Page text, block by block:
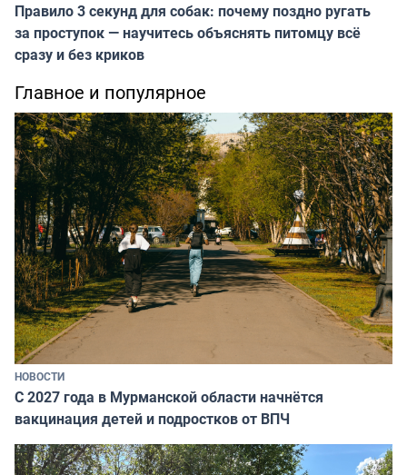
Правило 3 секунд для собак: почему поздно ругать
за проступок — научитесь объяснять питомцу всё
сразу и без криков
Главное и популярное
НОВОСТИ
С 2027 года в Мурманской области начнётся
вакцинация детей и подростков от ВПЧ